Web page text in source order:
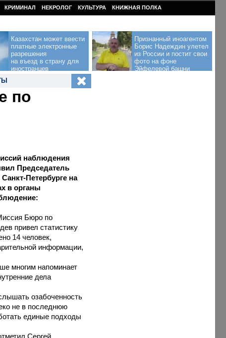
КРИМИНАЛ НЕКРОЛОГ КУЛЬТУРА КНИЖНАЯ ПОЛКА
Казахстан может ввести
платные электронные
разрешения
на въезд в страну для
иностранцев
Признанный иноагентом
Борис Надеждин улетел
из России и постит свои
фото на фоне
Эйфелевой башни
по
наблюдения
Председатель
Петербурге на
в органы
Бюро по
привел статистику
14 человек,
информации,
многим напоминает
дела
озабоченность
не в последнюю
единые подходы
Сергей